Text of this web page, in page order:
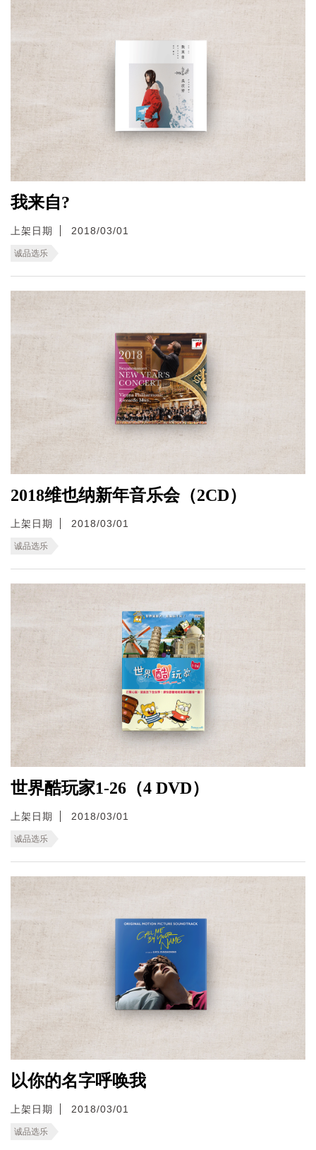
我来自?
上架日期 2018/03/01
诚品选乐
2018维也纳新年音乐会（2CD）
上架日期 2018/03/01
诚品选乐
世界酷玩家1-26（4 DVD）
上架日期 2018/03/01
诚品选乐
以你的名字呼唤我
上架日期 2018/03/01
诚品选乐